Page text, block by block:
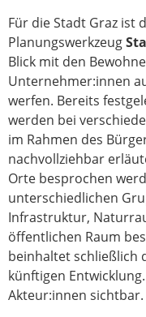
Für die Stadt Graz ist
Planungswerkzeug
Blick mit den
Unternehmer:innen
werfen. Bereits
werden bei
im Rahmen des
nachvollziehbar
Orte besprochen
unterschiedlichen
Infrastruktur,
öffentlichen Raum
beinhaltet schließlich
künftigen
Akteur:innen sichtbar.